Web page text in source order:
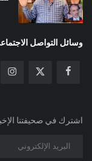
وسائل التواصل
اشترك في صحيفتنا